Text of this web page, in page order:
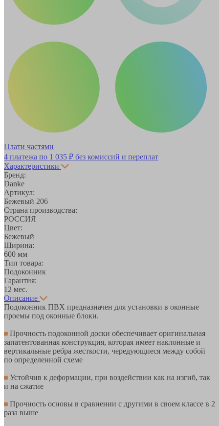
Плати частями
4 платежа по 1 035 ₽ без комиссий и переплат
Характеристики
Бренд:
Danke
Артикул:
Бежевый 206
Страна производства:
РОССИЯ
Цвет:
Бежевый
Ширина:
600 мм
Тип товара:
Подоконник
Гарантия:
12 мес.
Описание
Подоконник ПВХ предназначен для установки в оконные
проемы под оконные блоки.
Прочность подоконной доски обеспечивает оригинальная
запатентованная конструкция, которая имеет наклонные и
вертикальные ребра жесткости, чередующиеся между собой
по определенной схеме
Устойчив к деформации, при воздействии как на изгиб, так
и на сжатие
Прочность основы в сравнении с другими в своем классе в 2
раза выше